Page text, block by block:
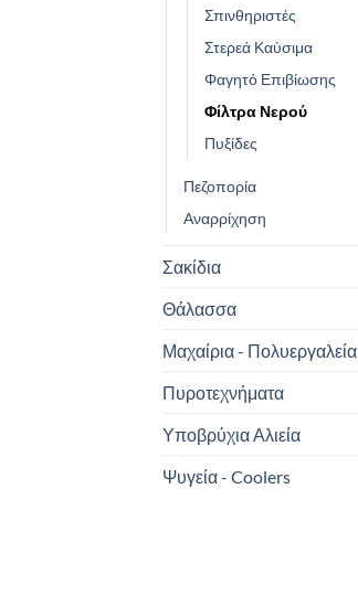
Σπινθηριστές
Στερεά Καύσιμα
Φαγητό Επιβίωσης
Φίλτρα Νερού
Πυξίδες
Πεζοπορία
Αναρρίχηση
Σακίδια
Θάλασσα
Μαχαίρια - Πολυεργαλεία
Πυροτεχνήματα
Υποβρύχια Αλιεία
Ψυγεία - Coolers